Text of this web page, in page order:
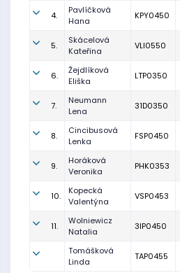
4.
Pavlíčková
Hana
KPY0450
5.
Skácelová
Kateřina
VLI0550
6.
Žejdlíková
Eliška
LTP0350
7.
Neumann
Lena
31D0350
8.
Cincibusová
Lenka
FSP0450
9.
Horáková
Veronika
PHK0353
10.
Kopecká
Valentýna
VSP0453
11.
Wolniewicz
Natalia
3IP0450
Tomášková
Linda
TAP0455